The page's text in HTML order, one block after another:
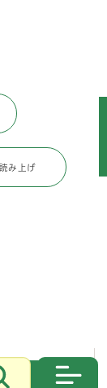
み上げ
>
を募集します！
育士（任期
任期を定めて勤
員として働きな